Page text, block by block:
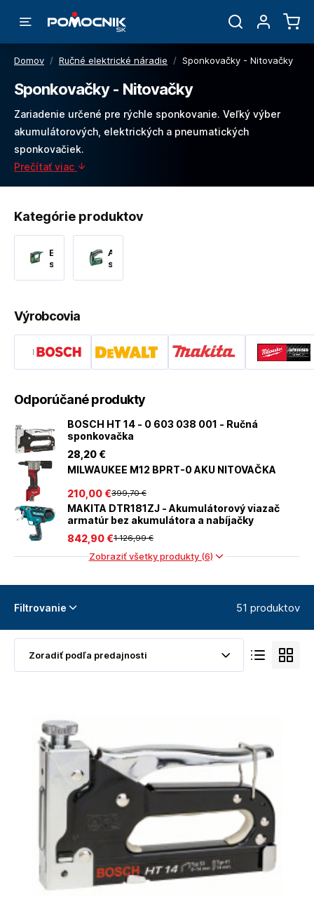
Domov / Ručné elektrické náradie / Sponkovačky - Nitovačky
Sponkovačky - Nitovačky
Zariadenie určené pre rýchle sponkovanie. Veľký výber
akumulátorových, elektrických a pneumatických
sponkovačiek.
Prečítať viac
Kategórie produktov
Elektrické
sponkovačky
Akumulátorové
sponkovačky
Výrobcovia
Odporúčané produkty
BOSCH HT 14 - 0 603 038 001 - Ručná
sponkovačka
28 ,20 €
MILWAUKEE M12 BPRT-0 AKU NITOVAČKA
399,70 €
210 ,00 €
MAKITA DTR181ZJ - Akumulátorový viazač
armatúr bez akumulátora a nabíjačky
1 126,99 €
842 ,90 €
Zobraziť všetky produkty (6)
Filtrovanie 51 produktov